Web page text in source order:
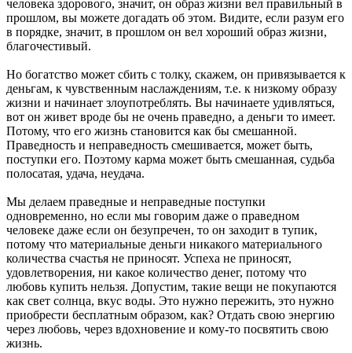
человека здорового, значит, он образ жизни вел правильный в
прошлом, вы можете догадать об этом. Видите, если разум его
в порядке, значит, в прошлом он вел хороший образ жизни,
благочестивый.
Но богатство может сбить с толку, скажем, он привязывается к
деньгам, к чувственным наслаждениям, т.е. к низкому образу
жизни и начинает злоупотреблять. Вы начинаете удивляться,
вот он живет вроде бы не очень праведно, а деньги то имеет.
Потому, что его жизнь становится как бы смешанной.
Праведность и неправедность смешивается, может быть,
поступки его. Поэтому карма может быть смешанная, судьба
полосатая, удача, неудача.
Мы делаем праведные и неправедные поступки
одновременно, но если мы говорим даже о праведном
человеке даже если он безупречен, то он заходит в тупик,
потому что материальные деньги никакого материального
количества счастья не приносят. Успеха не приносят,
удовлетворения, ни какое количество денег, потому что
любовь купить нельзя. Допустим, такие вещи не покупаются
как свет солнца, вкус воды. Это нужно пережить, это нужно
приобрести бесплатным образом, как? Отдать свою энергию
через любовь, через вдохновение и кому-то посвятить свою
жизнь.